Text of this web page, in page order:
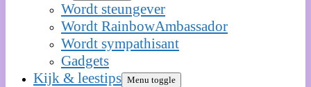
Wordt steungever
Wordt RainbowAmbassador
Wordt sympathisant
Gadgets
Kijk & leestips Menu toggle